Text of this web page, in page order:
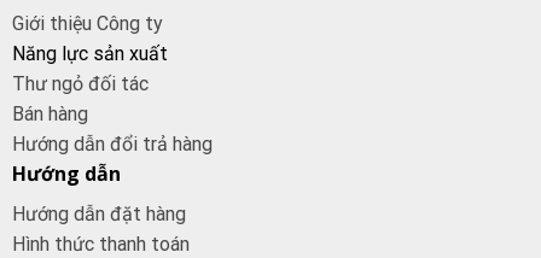
Giới thiệu Công ty
Năng lực sản xuất
Thư ngỏ đối tác
Bán hàng
Hướng dẫn đổi trả hàng
Hướng dẫn
Hướng dẫn đặt hàng
Hình thức thanh toán